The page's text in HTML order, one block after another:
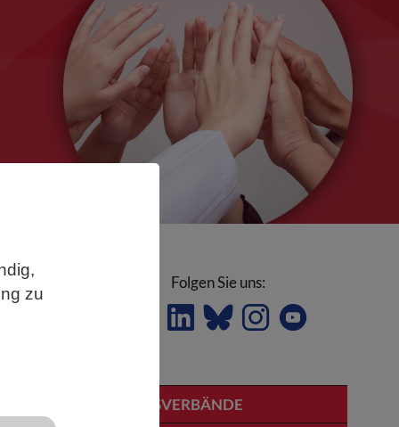
zu
in
Folgen Sie uns:
LANDESVERBÄNDE